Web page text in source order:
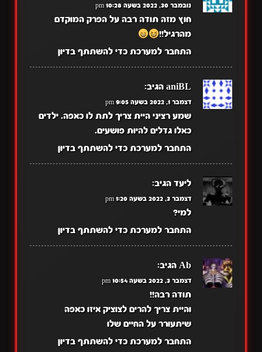
נובמבר 30, 2022 בשעה 10:28 pm
חוץ מזה תודה רבה על הפרק המוקדם
מהרגיל!!
התחבר למערכת כדי להשתתף בדיון
aniBL הגיב:
דצמבר 1, 2022 בשעה 9:05 pm
שמע רציני היית צריך לתת לו כאפה. ילדים
כאלו גדלים להיות פושעים.
התחבר למערכת כדי להשתתף בדיון
ליעד הגיב:
דצמבר 3, 2022 בשעה 1:20 pm
למי?
התחבר למערכת כדי להשתתף בדיון
Ab הגיב:
דצמבר 3, 2022 בשעה 10:54 pm
תודה רבה!!
והיית צריך להרים לצוציק איזו כאפה
שיתעורר על החיים שלו
התחבר למערכת כדי להשתתף בדיון